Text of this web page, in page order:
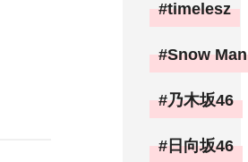
timelesz
Snow Man
乃木坂46
日向坂46